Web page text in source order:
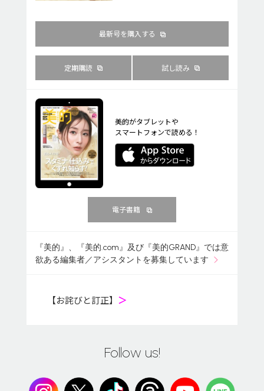
最新号を購入する
定期購読 試し読み
美的がタブレットや
スマートフォンで読める！
電子書籍
『美的』、『美的.com』及び『美的GRAND』では意
欲ある編集者／アシスタントを募集しています
【お詫びと訂正】 ＞
Follow us!